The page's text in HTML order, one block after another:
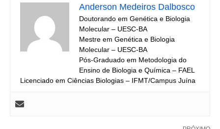
Anderson Medeiros Dalbosco
Doutorando em Genética e Biologia
Molecular – UESC-BA
Mestre em Genética e Biologia
Molecular – UESC-BA
Pós-Graduado em Metodologia do
Ensino de Biologia e Química – FAEL
Licenciado em Ciências Biologias – IFMT/Campus Juína